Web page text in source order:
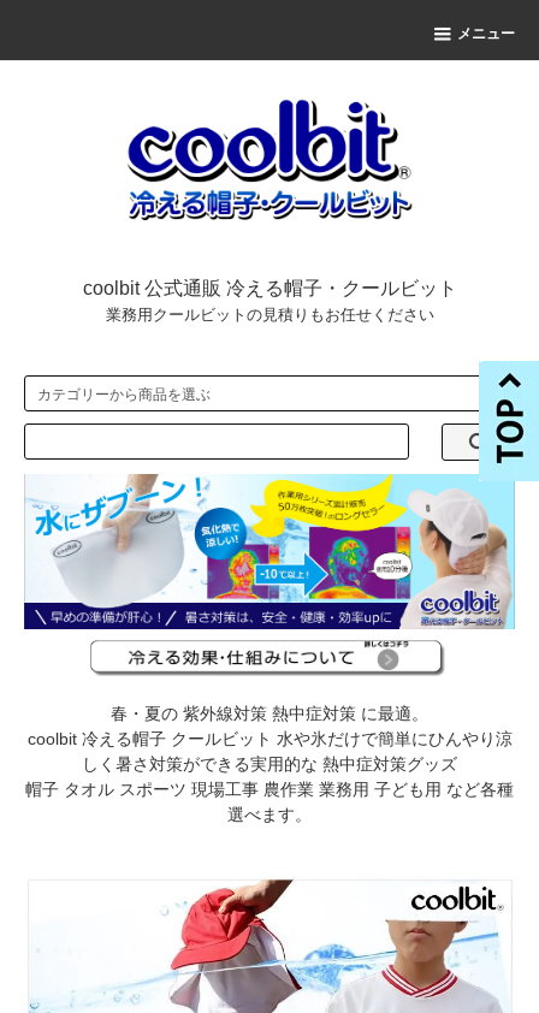
メニュー
coolbit 公式通販 冷える帽子・クールビット
業務用クールビットの見積りもお任せください
春・夏の 紫外線対策 熱中症対策 に最適。
coolbit 冷える帽子 クールビット 水や氷だけで簡単にひんやり涼
しく暑さ対策ができる実用的な 熱中症対策グッズ
帽子 タオル スポーツ 現場工事 農作業 業務用 子ども用 など各種
選べます。